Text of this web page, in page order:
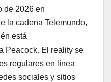
de 2026 en
la cadena Telemundo,
está
Peacock. El reality se
regulares en línea
sociales y sitios